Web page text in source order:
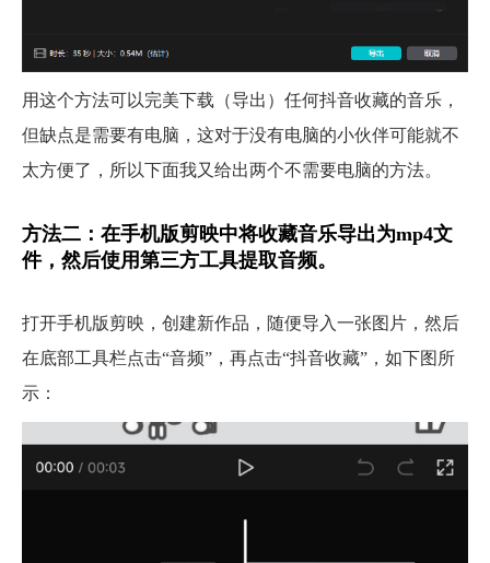
用这个方法可以完美下载（导出）任何抖音收藏的音乐，
但缺点是需要有电脑，这对于没有电脑的小伙伴可能就不
太方便了，所以下面我又给出两个不需要电脑的方法。
方法二：在手机版剪映中将收藏音乐导出为mp4文
件，然后使用第三方工具提取音频。
打开手机版剪映，创建新作品，随便导入一张图片，然后
在底部工具栏点击“音频”，再点击“抖音收藏”，如下图所
示：